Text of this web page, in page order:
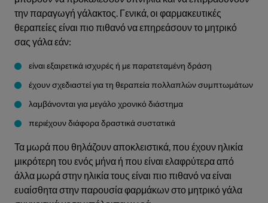
την παραγωγή γάλακτος. Γενικά, οι φαρμακευτικές
θεραπείες είναι πιο πιθανό να επηρεάσουν το μητρικό
σας γάλα εάν:
είναι εξαιρετικά ισχυρές ή με παρατεταμένη δράση
έχουν σχεδιαστεί για τη θεραπεία πολλαπλών συμπτωμάτων
λαμβάνονται για μεγάλο χρονικό διάστημα
περιέχουν διάφορα δραστικά συστατικά
Τα μωρά που θηλάζουν αποκλειστικά, που έχουν ηλικία
μικρότερη του ενός μήνα ή που είναι ελαφρύτερα από
άλλα μωρά στην ηλικία τους είναι πιο πιθανό να είναι
ευαίσθητα στην παρουσία φαρμάκων στο μητρικό γάλα